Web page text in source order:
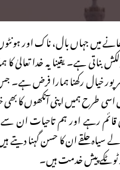
میں جہاں بال، ناک اور
بناتی ہے۔ یقینا یہ خدا تعالیٰ
خیال رکھنا ہمارا فرض
طرح ہمیں اپنی آنکھوں کا بھی
رہے اور ہم تاحیات ان
حلقے ان کا حسن گہنا دیتے
پیش خدمت ہیں۔